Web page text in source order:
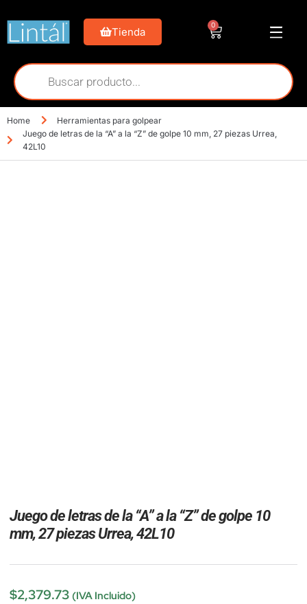
Tienda
0
Home
Herramientas para golpear
Juego de letras de la “A” a la “Z” de golpe 10 mm, 27 piezas Urrea,
42L10
Juego de letras de la “A” a la “Z” de golpe 10
mm, 27 piezas Urrea, 42L10
$2,379.73 (IVA Incluido)